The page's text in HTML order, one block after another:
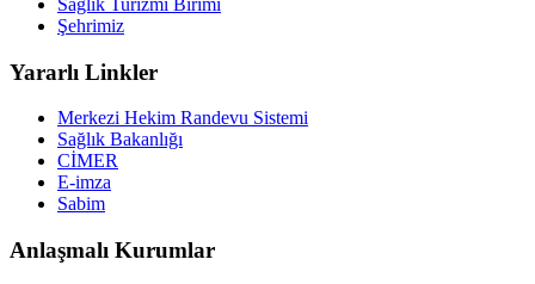
Şehrimiz
Yararlı Linkler
Merkezi Hekim Randevu Sistemi
Sağlık Bakanlığı
CİMER
E-imza
Sabim
Anlaşmalı Kurumlar